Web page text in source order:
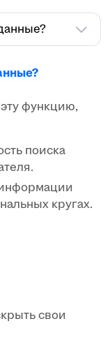
эту функцию,
поиска
кругах.
свои